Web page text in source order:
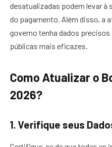
desatualizadas podem levar à
do pagamento. Além disso, a
governo tenha dados
públicas mais eficazes.
Como Atualizar o
2026?
1. Verifique seus